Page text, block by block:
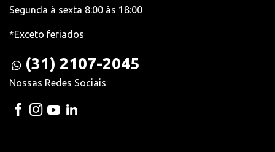
Segunda à sexta 8:00 às 18:00
*Exceto feriados
(31) 2107-2045
Nossas Redes Sociais